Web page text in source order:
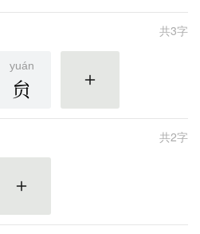
共3字
yuán
贠 更多
共2字
更多